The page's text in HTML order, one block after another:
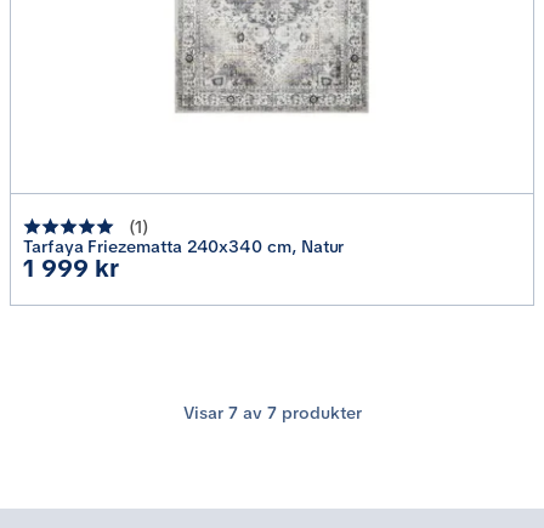
(1)
Tarfaya Friezematta 240x340 cm, Natur
Pris
1 999 kr
Visar 7av 7produkter